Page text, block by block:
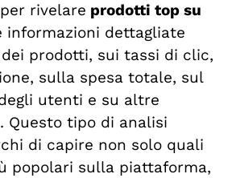
rivelare prodotti top su
informazioni dettagliate
prodotti, sui tassi di clic,
sulla spesa totale, sul
utenti e su altre
Questo tipo di analisi
di capire non solo quali
popolari sulla piattaforma,